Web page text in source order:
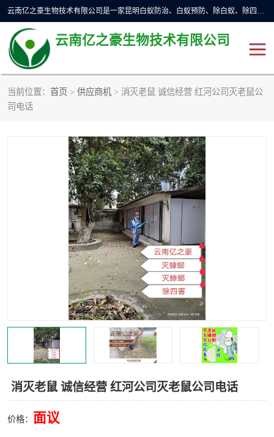
云南亿之豪生物技术有限公司是一家昆明白蚁防治、白蚁预防、除白蚁、除四害、灭蟑螂、消毒等业务的公司，公司致力于诚信经营、科技良好、讲究信誉、造福社会的理念，坚持走技术化、服务统一化,竭诚以优良的施工质量、主动的跟进服务、的管理经验，以诚信取于社会，立足于社会。
云南亿之豪生物技术有限公司
当前位置： 首页 > 供应商机 > 消灭老鼠 诚信经营 红河公司灭老鼠公
司电话
消灭老鼠 诚信经营 红河公司灭老鼠公司电话
价格： 面议
昆明灭鼠
昆明杀虫
昆明消杀公司
昆明消毒公司 昆明灭红火蚁公司
昆明驱蛇公司 昆明除虫除蚁